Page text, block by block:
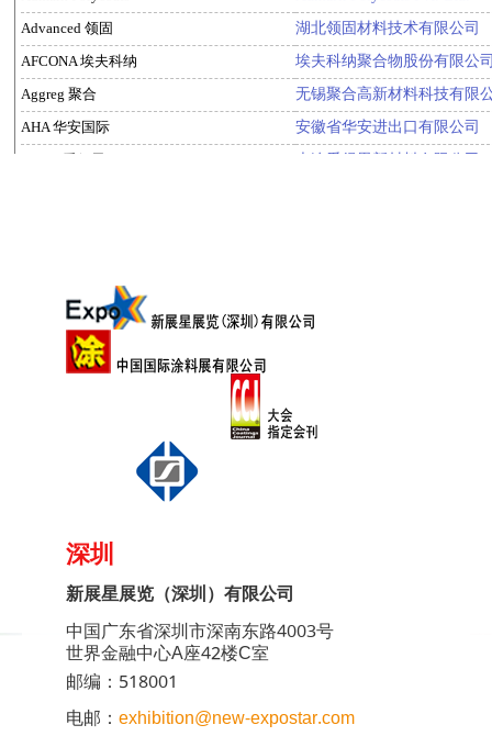
深圳
新展星展览（深圳）有限公司
中国广东省深圳市深南东路4003号
世界金融中心A座42楼C室
邮编：518001
电邮： exhibition@new-expostar.com